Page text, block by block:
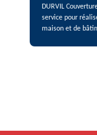
DURVIL
service pour
maison et de